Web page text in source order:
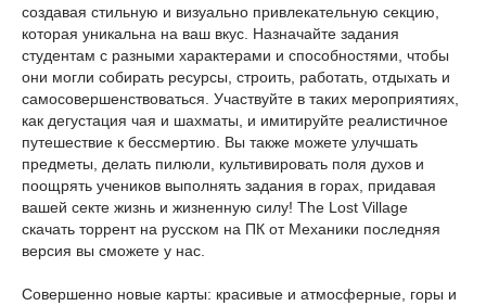
создавая стильную и визуально привлекательную секцию,
которая уникальна на ваш вкус. Назначайте задания
студентам с разными характерами и способностями, чтобы
они могли собирать ресурсы, строить, работать, отдыхать и
самосовершенствоваться. Участвуйте в таких мероприятиях,
как дегустация чая и шахматы, и имитируйте реалистичное
путешествие к бессмертию. Вы также можете улучшать
предметы, делать пилюли, культивировать поля духов и
поощрять учеников выполнять задания в горах, придавая
вашей секте жизнь и жизненную силу! The Lost Village
скачать торрент на русском на ПК от Механики последняя
версия вы сможете у нас.
Совершенно новые карты: красивые и атмосферные, горы и